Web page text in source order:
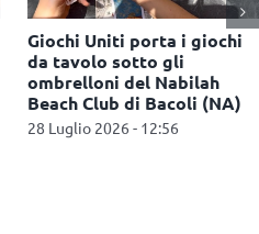
Giffoni Film Festival e
Inglesina donano 20
passeggini alle giovani
famiglie del territorio
15 Luglio 2026 - 12:46